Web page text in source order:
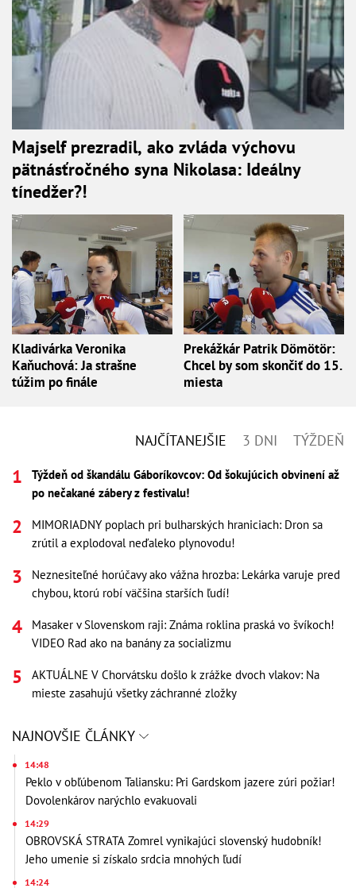
Majself prezradil, ako zvláda výchovu
pätnásťročného syna Nikolasa: Ideálny
tínedžer?!
Kladivárka Veronika
Kaňuchová: Ja strašne
túžim po finále
Prekážkár Patrik Dömötör:
Chcel by som skončiť do 15.
miesta
NAJČÍTANEJŠIE 3 DNI TÝŽDEŇ
Týždeň od škandálu Gáboríkovcov: Od šokujúcich obvinení až
po nečakané zábery z festivalu!
MIMORIADNY poplach pri bulharských hraniciach: Dron sa
zrútil a explodoval neďaleko plynovodu!
Neznesiteľné horúčavy ako vážna hrozba: Lekárka varuje pred
chybou, ktorú robí väčšina starších ľudí!
Masaker v Slovenskom raji: Známa roklina praská vo švíkoch!
VIDEO Rad ako na banány za socializmu
AKTUÁLNE V Chorvátsku došlo k zrážke dvoch vlakov: Na
mieste zasahujú všetky záchranné zložky
NAJNOVŠIE ČLÁNKY
14:48
Peklo v obľúbenom Taliansku: Pri Gardskom jazere zúri požiar!
Dovolenkárov narýchlo evakuovali
14:29
OBROVSKÁ STRATA Zomrel vynikajúci slovenský hudobník!
Jeho umenie si získalo srdcia mnohých ľudí
14:24